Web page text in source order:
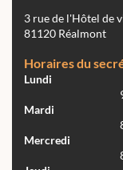
3 rue de l'Hôtel de
81120 Réalmont
Horaires du
Lundi
Mardi
Mercredi